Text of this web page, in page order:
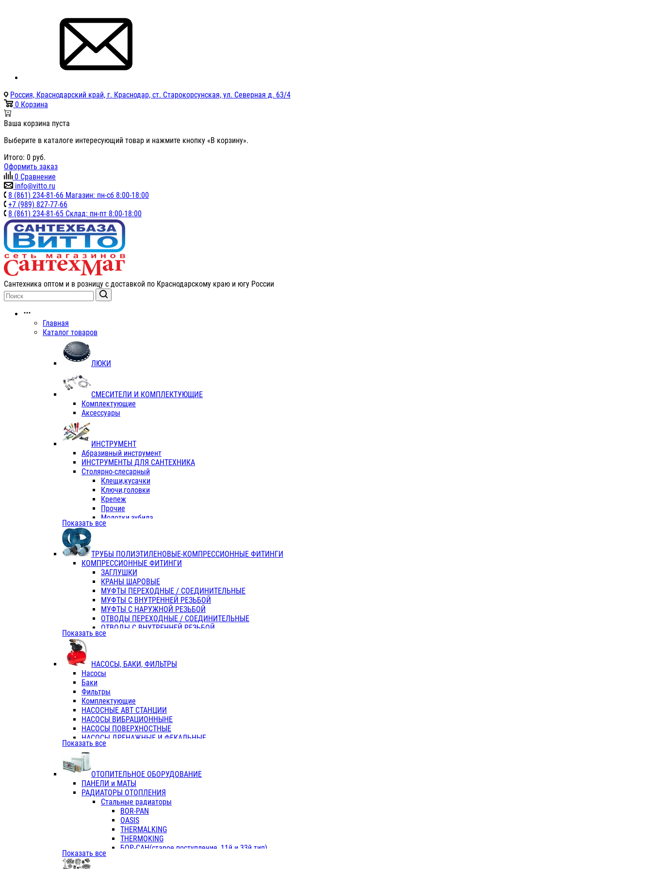
Россия, Краснодарский край, г. Краснодар, ст. Старокорсунская, ул. Северная д. 63/4
0 Корзина
Ваша корзина пуста
Выберите в каталоге интересующий товар и нажмите кнопку «В корзину».
Итого: 0 руб.
Оформить заказ
0 Сравнение
info@vitto.ru
8 (861) 234-81-66 Магазин: пн-сб 8:00-18:00
+7 (989) 827-77-66
8 (861) 234-81-65 Склад: пн-пт 8:00-18:00
Сантехника оптом и в розницу с доставкой по Краснодарскому краю и югу России
Главная
Каталог товаров
ЛЮКИ
СМЕСИТЕЛИ И КОМПЛЕКТУЮЩИЕ
Комплектующие
Аксессуары
ИНСТРУМЕНТ
Абразивный инструмент
ИНСТРУМЕНТЫ ДЛЯ САНТЕХНИКА
Столярно-слесарный
Клещи,кусачки
Ключи,головки
Крепеж
Прочие
Молотки,зубила
Пассатижи,тонкогубцы,утконосы
Отвертки
Хоз. инвентарь
ЭЛ. ИНСТРУМЕНТ OASIS
Показать все
ТРУБЫ ПОЛИЭТИЛЕНОВЫЕ-КОМПРЕССИОННЫЕ ФИТИНГИ
КОМПРЕССИОННЫЕ ФИТИНГИ
ЗАГЛУШКИ
КРАНЫ ШАРОВЫЕ
МУФТЫ ПЕРЕХОДНЫЕ / СОЕДИНИТЕЛЬНЫЕ
МУФТЫ С ВНУТРЕННЕЙ РЕЗЬБОЙ
МУФТЫ С НАРУЖНОЙ РЕЗЬБОЙ
ОТВОДЫ ПЕРЕХОДНЫЕ / СОЕДИНИТЕЛЬНЫЕ
ОТВОДЫ С ВНУТРЕННЕЙ РЕЗЬБОЙ
ОТВОДЫ С НАРУЖНОЙ РЕЗЬБОЙ
ТРОЙНИКИ ПЕРЕХОДНЫЕ / СОЕДИНИТЕЛЬНЫЕ
ТРОЙНИКИ С ВНУТРЕННЕЙ РЕЗЬБОЙ
КОЛЬЦА РЕЗИНОВЫЕ
ТРУБЫ НАПОРНЫЕ
ТРУБЫ ГОФРИРОВАННЫЕ ДВУХСЛ.
ТРУБЫ ПОЛИЭТИЛЕНОВЫЕ
Показать все
НАСОСЫ, БАКИ, ФИЛЬТРЫ
Насосы
Баки
Фильтры
Комплектующие
НАСОСНЫЕ АВТ СТАНЦИИ
НАСОСЫ ВИБРАЦИОННЫНЕ
НАСОСЫ ПОВЕРХНОСТНЫЕ
НАСОСЫ ДРЕНАЖНЫЕ И ФЕКАЛЬНЫЕ
НАСОСЫ ПОВЫСИТ и ЦИРКУЛЯЦИОННЫЕ
НАСОСЫ СКВАЖИННЫЕ
Показать все
ОТОПИТЕЛЬНОЕ ОБОРУДОВАНИЕ
ПАНЕЛИ и МАТЫ
РАДИАТОРЫ ОТОПЛЕНИЯ
Стальные радиаторы
BOR-PAN
OASIS
THERMALKING
THERMOKING
БОР-САН(старое поступление, 11й и 33й тип)
Показать все